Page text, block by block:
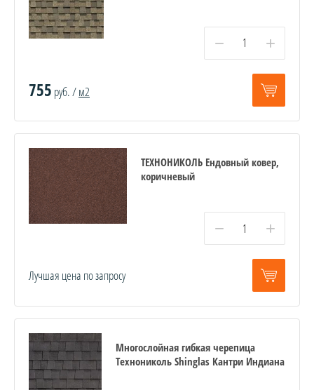
− +
755 руб. /м2
ТЕХНОНИКОЛЬ Ендовный ковер,
коричневый
− +
Лучшая цена по запросу
Многослойная гибкая черепица
Технониколь Shinglas Кантри Индиана